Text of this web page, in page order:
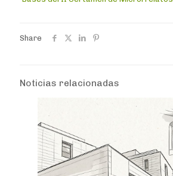
Share
Noticias relacionadas